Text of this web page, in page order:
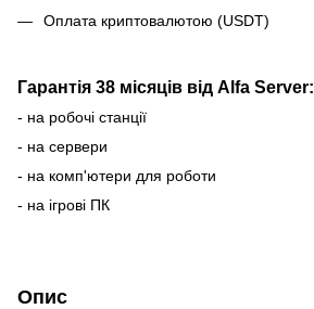
Оплата криптовалютою (USDT)
Гарантія 38 місяців від Alfa Server:
- на робочі станції
- на сервери
- на комп'ютери для роботи
- на ігрові ПК
Опис